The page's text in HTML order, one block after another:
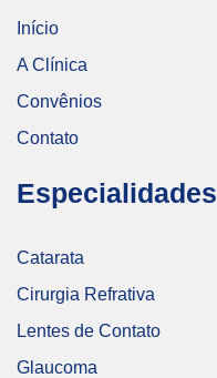
Início
A Clínica
Convênios
Contato
Especialidades
Catarata
Cirurgia Refrativa
Lentes de Contato
Glaucoma